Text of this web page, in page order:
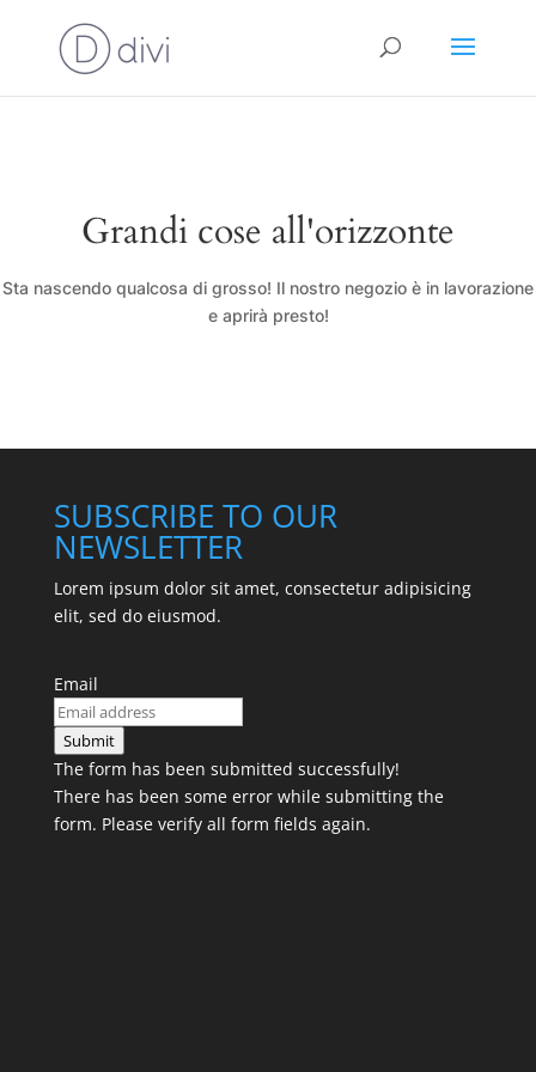
Grandi cose all'orizzonte
Sta nascendo qualcosa di grosso! Il nostro negozio è in lavorazione
e aprirà presto!
SUBSCRIBE TO OUR
NEWSLETTER
Lorem ipsum dolor sit amet, consectetur adipisicing
elit, sed do eiusmod.
Email
Submit
The form has been submitted successfully!
There has been some error while submitting the
form. Please verify all form fields again.